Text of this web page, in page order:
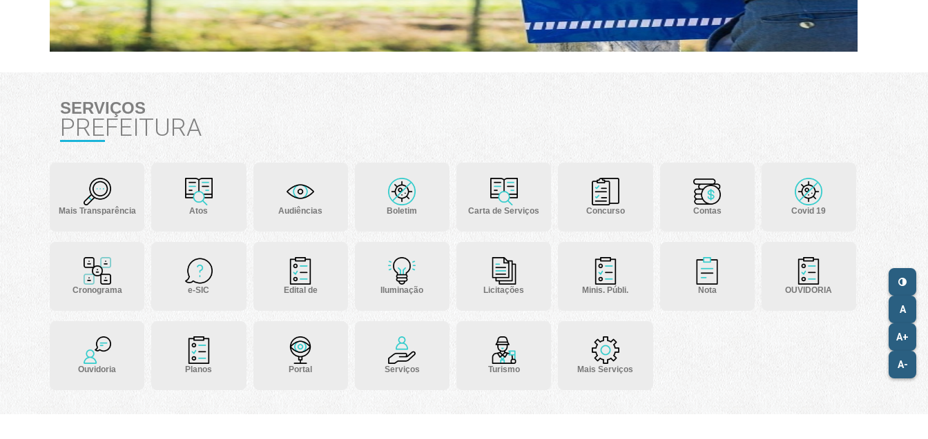
A
A+
A-
SERVIÇOS
PREFEITURA
Mais Transparência Atos Audiências Boletim Carta de Serviços Concurso Contas Covid 19
Cronograma e-SIC Edital de Iluminação Licitações Minis. Públi. Nota OUVIDORIA
Ouvidoria Planos Portal Serviços Turismo Mais Serviços